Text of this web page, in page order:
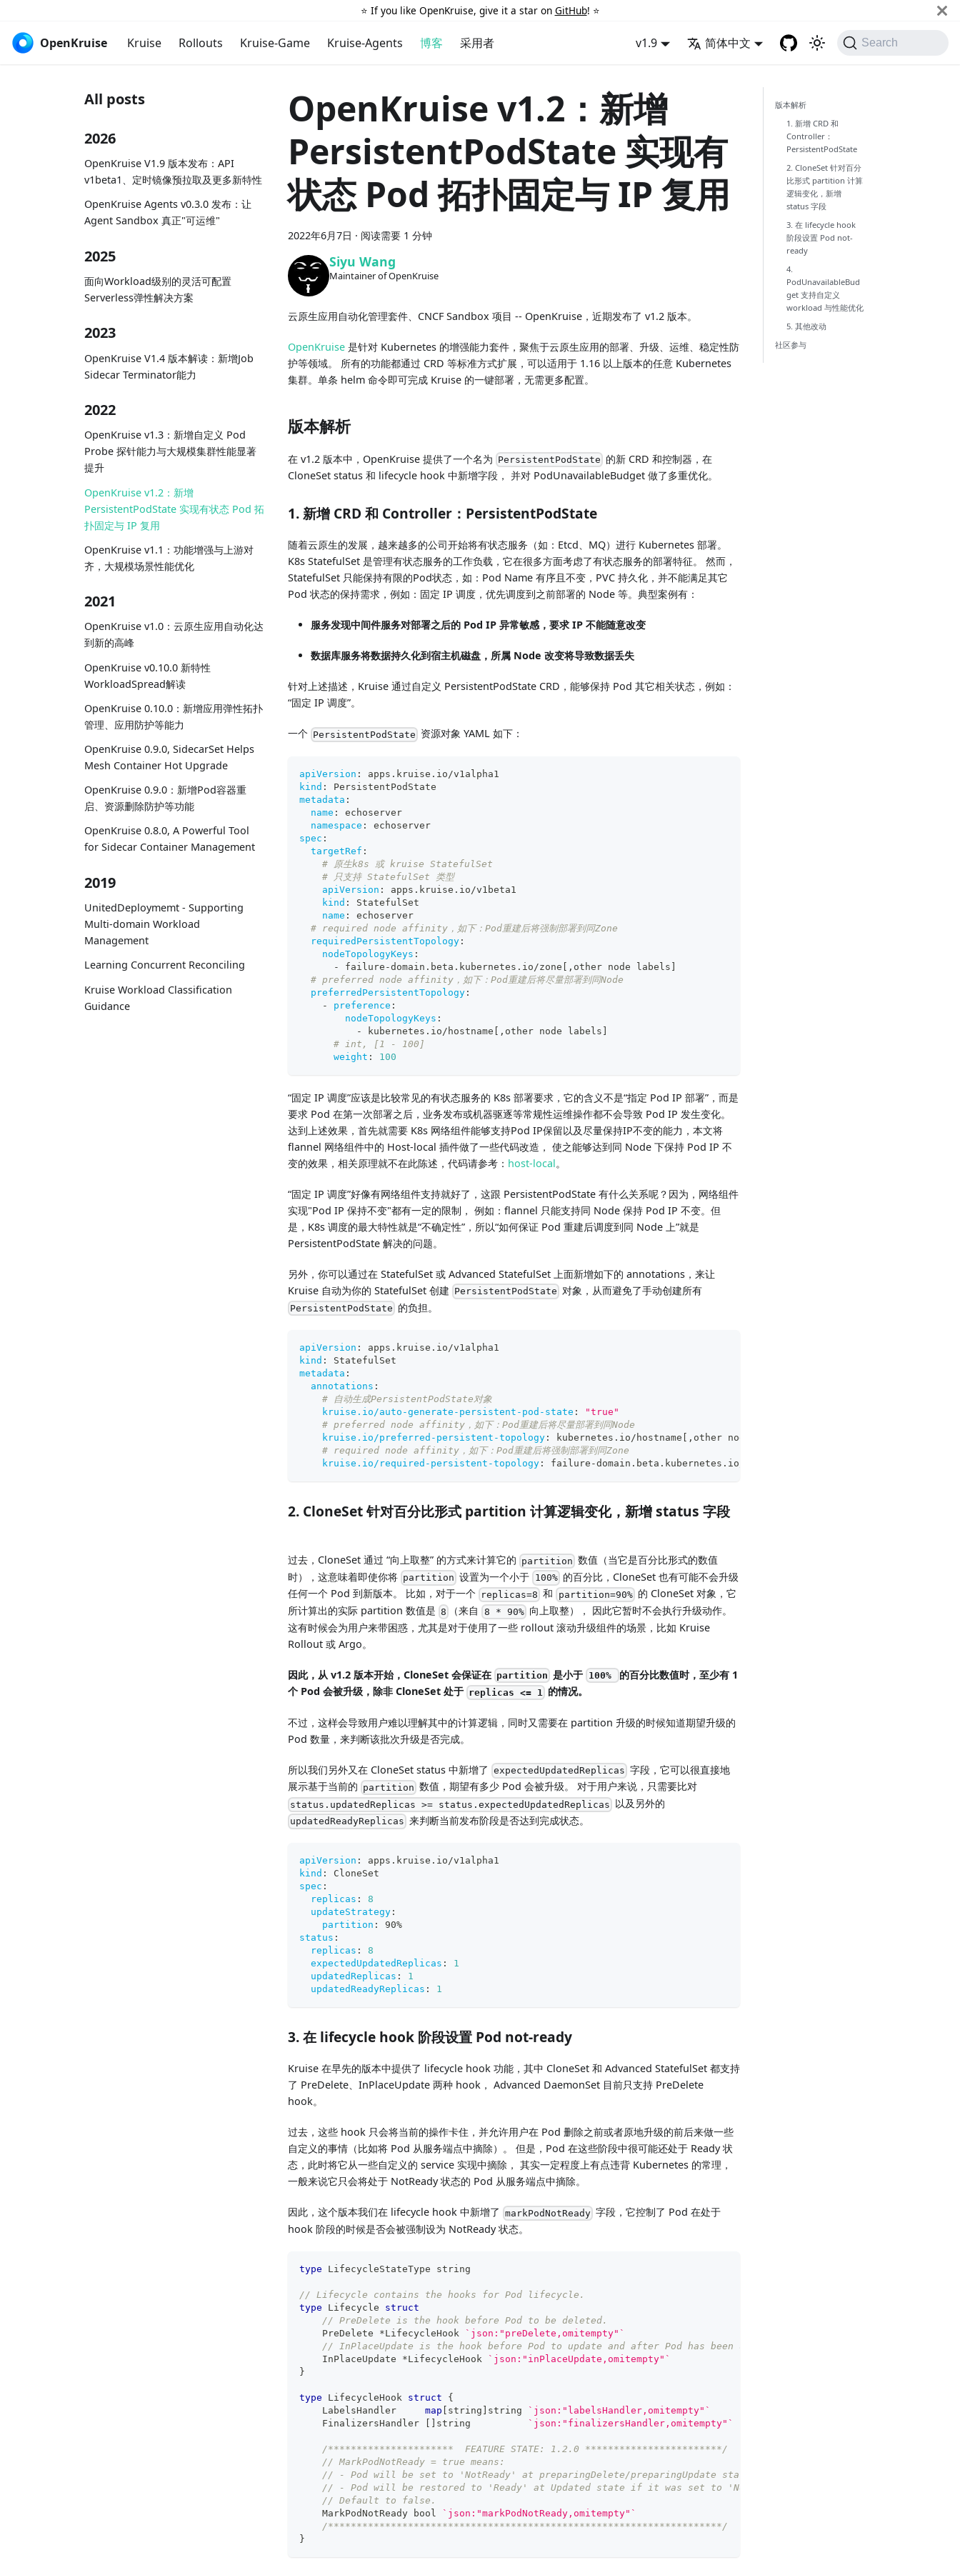
⭐️ If you like OpenKruise, give it a star on GitHub! ⭐️
OpenKruise Kruise Rollouts Kruise-Game Kruise-Agents 博客 采用者 v1.9 简体中文 Search
All posts
2026
OpenKruise V1.9 版本发布：API
v1beta1、定时镜像预拉取及更多新特性
OpenKruise Agents v0.3.0 发布：让
Agent Sandbox 真正"可运维"
2025
面向Workload级别的灵活可配置
Serverless弹性解决方案
2023
OpenKruise V1.4 版本解读：新增Job
Sidecar Terminator能力
2022
OpenKruise v1.3：新增自定义 Pod
Probe 探针能力与大规模集群性能显著
提升
OpenKruise v1.2：新增
PersistentPodState 实现有状态 Pod 拓
扑固定与 IP 复用
OpenKruise v1.1：功能增强与上游对
齐，大规模场景性能优化
2021
OpenKruise v1.0：云原生应用自动化达
到新的高峰
OpenKruise v0.10.0 新特性
WorkloadSpread解读
OpenKruise 0.10.0：新增应用弹性拓扑
管理、应用防护等能力
OpenKruise 0.9.0, SidecarSet Helps
Mesh Container Hot Upgrade
OpenKruise 0.9.0：新增Pod容器重
启、资源删除防护等功能
OpenKruise 0.8.0, A Powerful Tool
for Sidecar Container Management
2019
UnitedDeploymemt - Supporting
Multi-domain Workload
Management
Learning Concurrent Reconciling
Kruise Workload Classification
Guidance
OpenKruise v1.2：新增
PersistentPodState 实现有
状态 Pod 拓扑固定与 IP 复用
2022年6月7日 · 阅读需要 1 分钟
Siyu Wang
Maintainer of OpenKruise
云原生应用自动化管理套件、CNCF Sandbox 项目 -- OpenKruise，近期发布了 v1.2 版本。
OpenKruise 是针对 Kubernetes 的增强能力套件，聚焦于云原生应用的部署、升级、运维、稳定性防
护等领域。 所有的功能都通过 CRD 等标准方式扩展，可以适用于 1.16 以上版本的任意 Kubernetes
集群。单条 helm 命令即可完成 Kruise 的一键部署，无需更多配置。
版本解析
在 v1.2 版本中，OpenKruise 提供了一个名为 PersistentPodState 的新 CRD 和控制器，在
CloneSet status 和 lifecycle hook 中新增字段， 并对 PodUnavailableBudget 做了多重优化。
1. 新增 CRD 和 Controller：PersistentPodState
随着云原生的发展，越来越多的公司开始将有状态服务（如：Etcd、MQ）进行 Kubernetes 部署。
K8s StatefulSet 是管理有状态服务的工作负载，它在很多方面考虑了有状态服务的部署特征。 然而，
StatefulSet 只能保持有限的Pod状态，如：Pod Name 有序且不变，PVC 持久化，并不能满足其它
Pod 状态的保持需求，例如：固定 IP 调度，优先调度到之前部署的 Node 等。典型案例有：
服务发现中间件服务对部署之后的 Pod IP 异常敏感，要求 IP 不能随意改变
数据库服务将数据持久化到宿主机磁盘，所属 Node 改变将导致数据丢失
针对上述描述，Kruise 通过自定义 PersistentPodState CRD，能够保持 Pod 其它相关状态，例如：
“固定 IP 调度”。
一个 PersistentPodState 资源对象 YAML 如下：
apiVersion :
apps.kruise.io/v1alpha1
kind :
PersistentPodState
metadata :
name :
echoserver
namespace :
echoserver
spec :
targetRef :
# 原生k8s 或 kruise StatefulSet
# 只支持 StatefulSet 类型
apiVersion :
apps.kruise.io/v1beta1
kind :
StatefulSet
name :
echoserver
# required node affinity，如下：Pod重建后将强制部署到同Zone
requiredPersistentTopology :
nodeTopologyKeys :
-
failure -domain.beta.kubernetes.io/zone , other node labels
# preferred node affinity，如下：Pod重建后将尽量部署到同Node
preferredPersistentTopology :
-
preference :
nodeTopologyKeys :
-
kubernetes.io/hostname , other node labels
# int, [1 - 100]
weight : 100
“固定 IP 调度”应该是比较常见的有状态服务的 K8s 部署要求，它的含义不是“指定 Pod IP 部署”，而是
要求 Pod 在第一次部署之后，业务发布或机器驱逐等常规性运维操作都不会导致 Pod IP 发生变化。
达到上述效果，首先就需要 K8s 网络组件能够支持Pod IP保留以及尽量保持IP不变的能力，本文将
flannel 网络组件中的 Host-local 插件做了一些代码改造， 使之能够达到同 Node 下保持 Pod IP 不
变的效果，相关原理就不在此陈述，代码请参考： host-local。
“固定 IP 调度”好像有网络组件支持就好了，这跟 PersistentPodState 有什么关系呢？因为，网络组件
实现"Pod IP 保持不变"都有一定的限制， 例如：flannel 只能支持同 Node 保持 Pod IP 不变。但
是，K8s 调度的最大特性就是“不确定性”，所以“如何保证 Pod 重建后调度到同 Node 上”就是
PersistentPodState 解决的问题。
另外，你可以通过在 StatefulSet 或 Advanced StatefulSet 上面新增如下的 annotations，来让
Kruise 自动为你的 StatefulSet 创建 PersistentPodState 对象，从而避免了手动创建所有
PersistentPodState 的负担。
apiVersion :
apps.kruise.io/v1alpha1
kind :
StatefulSet
metadata :
annotations :
# 自动生成PersistentPodState对象
kruise.io/auto-generate-persistent-pod-state :
"true"
# preferred node affinity，如下：Pod重建后将尽量部署到同Node
kruise.io/preferred-persistent-topology : kubernetes.io/hostname , other node labels
# required node affinity，如下：Pod重建后将强制部署到同Zone
kruise.io/required-persistent-topology : failure -domain.beta.kubernetes.io/zone
2. CloneSet 针对百分比形式 partition 计算逻辑变化，新增 status 字段
过去，CloneSet 通过 “向上取整” 的方式来计算它的 partition 数值（当它是百分比形式的数值
时），这意味着即使你将 partition 设置为一个小于 100% 的百分比，CloneSet 也有可能不会升级
任何一个 Pod 到新版本。 比如，对于一个 replicas=8 和 partition=90% 的 CloneSet 对象，它
所计算出的实际 partition 数值是 8 （来自 8 * 90% 向上取整）， 因此它暂时不会执行升级动作。
这有时候会为用户来带困惑，尤其是对于使用了一些 rollout 滚动升级组件的场景，比如 Kruise
Rollout 或 Argo。
因此，从 v1.2 版本开始，CloneSet 会保证在 partition 是小于 100%
的百分比数值时，至少有 1
个 Pod 会被升级，除非 CloneSet 处于 replicas <= 1 的情况。
不过，这样会导致用户难以理解其中的计算逻辑，同时又需要在 partition 升级的时候知道期望升级的
Pod 数量，来判断该批次升级是否完成。
所以我们另外又在 CloneSet status 中新增了 expectedUpdatedReplicas 字段，它可以很直接地
展示基于当前的 partition 数值，期望有多少 Pod 会被升级。 对于用户来说，只需要比对
status.updatedReplicas >= status.expectedUpdatedReplicas 以及另外的
updatedReadyReplicas 来判断当前发布阶段是否达到完成状态。
apiVersion :
apps.kruise.io/v1alpha1
kind :
CloneSet
spec :
replicas :
8
updateStrategy :
partition :
90%
status :
replicas :
8
expectedUpdatedReplicas :
1
updatedReplicas :
1
updatedReadyReplicas : 1
3. 在 lifecycle hook 阶段设置 Pod not-ready
Kruise 在早先的版本中提供了 lifecycle hook 功能，其中 CloneSet 和 Advanced StatefulSet 都支持
了 PreDelete、InPlaceUpdate 两种 hook， Advanced DaemonSet 目前只支持 PreDelete
hook。
过去，这些 hook 只会将当前的操作卡住，并允许用户在 Pod 删除之前或者原地升级的前后来做一些
自定义的事情（比如将 Pod 从服务端点中摘除）。 但是，Pod 在这些阶段中很可能还处于 Ready 状
态，此时将它从一些自定义的 service 实现中摘除， 其实一定程度上有点违背 Kubernetes 的常理，
一般来说它只会将处于 NotReady 状态的 Pod 从服务端点中摘除。
因此，这个版本我们在 lifecycle hook 中新增了 markPodNotReady 字段，它控制了 Pod 在处于
hook 阶段的时候是否会被强制设为 NotReady 状态。
type LifecycleStateType string
// Lifecycle contains the hooks for Pod lifecycle.
type Lifecycle struct
// PreDelete is the hook before Pod to be deleted.
    PreDelete
*LifecycleHook
`json:"preDelete,omitempty"`
// InPlaceUpdate is the hook before Pod to update and after Pod has been updated.
    InPlaceUpdate
*LifecycleHook
`json:"inPlaceUpdate,omitempty"`
}
type LifecycleHook struct
{
    LabelsHandler
map string string
`json:"labelsHandler,omitempty"`
    FinalizersHandler
string `json:"finalizersHandler,omitempty"`
/**********************  FEATURE STATE: 1.2.0 ************************/
// MarkPodNotReady = true means:
// - Pod will be set to 'NotReady' at preparingDelete/preparingUpdate state.
// - Pod will be restored to 'Ready' at Updated state if it was set to 'NotReady' at preparingUpdate state.
// Default to false.
    MarkPodNotReady
bool
`json:"markPodNotReady,omitempty"`
/*********************************************************************/
}
版本解析
1. 新增 CRD 和
Controller：
PersistentPodState
2. CloneSet 针对百分
比形式 partition 计算
逻辑变化，新增
status 字段
3. 在 lifecycle hook
阶段设置 Pod not-
ready
4.
PodUnavailableBud
get 支持自定义
workload 与性能优化
5. 其他改动
社区参与